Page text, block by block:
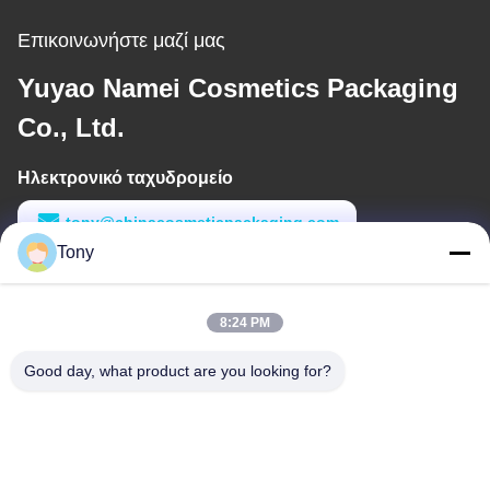
Επικοινωνήστε μαζί μας
Yuyao Namei Cosmetics Packaging
Co., Ltd.
Ηλεκτρονικό ταχυδρομείο
tony@chinacosmeticpackaging.com
Εργασιακό χρόνο
Tony
8:24 PM
Good day, what product are you looking for?